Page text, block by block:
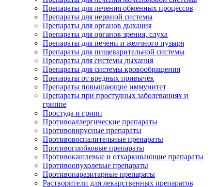
Препараты для лечения обменных процессов
Препараты для нервной системы
Препараты для органов дыхания
Препараты для органов зрения, слуха
Препараты для печени и желчного пузыря
Препараты для пищеварительной системы
Препараты для системы дыхания
Препараты для системы кровообращения
Препараты от вредных привычек
Препараты повышающие иммунитет
Препараты при простудных заболеваниях и
гриппе
Простуда и грипп
Противоаллергические препараты
Противовирусные препараты
Противовоспалительные препараты
Противогрибковые препараты
Противокашлевые и отхаркивающие препараты
Противоопухолевые препараты
Противопаразитарные препараты
Растворители для лекарственных препаратов